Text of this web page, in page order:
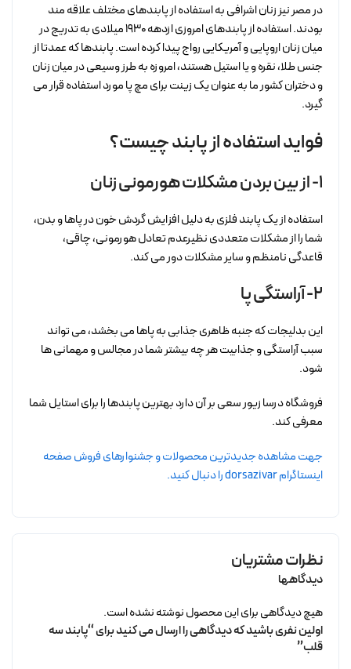
در مصر نیز زنان اشرافی به استفاده از پابندهای مختلف علاقه مند
بودند. استفاده از پابندهای امروزی ازدهه 1930 میلادی به تدریج در
میان زنان اروپایی و آمریکایی رواج پیدا کرده است. پابندها که عمدتا از
جنس طلا، نقره و یا استیل هستند، امروزه به طرز وسیعی در میان زنان
و دختران کشور ما به عنوان یک زینت برای مچ پا مورد استفاده قرار می
گیرد.
فواید استفاده از پابند چیست؟
1- از بین بردن مشکلات هورمونی زنان
استفاده از یک پابند فلزی به دلیل افزایش گردش خون در پاها و بدن،
شما را از مشکلات متعددی نظیرعدم تعادل هورمونی، چاقی،
قاعدگی نامنظم و سایر مشکلات دور می کند.
2- آراستگی پا
این بدلیجات که جنبه ظاهری جذابی به پاها می بخشد، می تواند
سبب آراستگی و جذابیت هر چه بیشتر شما در مجالس و مهمانی ها
شود.
فروشگاه درسا زیور سعی بر آن دارد بهترین پابندها را برای استایل شما
معرفی کند.
جهت مشاهده جدیدترین محصولات و جشنوارهای فروش صفحه
اینستاگرام dorsazivar را دنبال کنید.
نظرات مشتریان
دیدگاهها
هیچ دیدگاهی برای این محصول نوشته نشده است.
اولین نفری باشید که دیدگاهی را ارسال می کنید برای “پابند سه
قلب”